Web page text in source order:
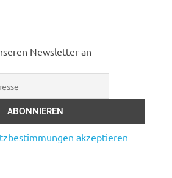
Newsletter an
akzeptieren